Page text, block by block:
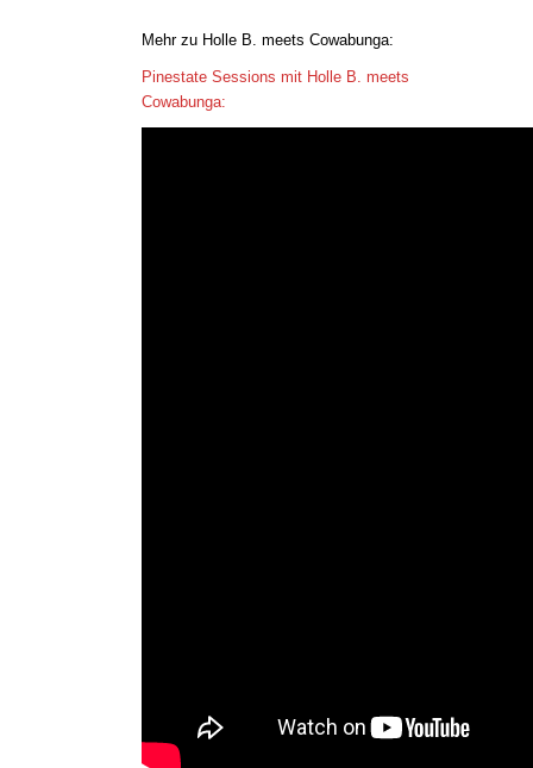
Mehr zu Holle B. meets Cowabunga:
Pinestate Sessions mit Holle B. meets
Cowabunga: